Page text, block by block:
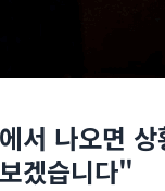
서 나오면
겠습니다"